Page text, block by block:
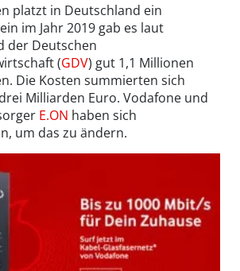
platzt in Deutschland ein
im Jahr 2019 gab es laut
der Deutschen
(GDV) gut 1,1 Millionen
Die Kosten summierten sich
Milliarden Euro. Vodafone und
E.ON haben sich
um das zu ändern.